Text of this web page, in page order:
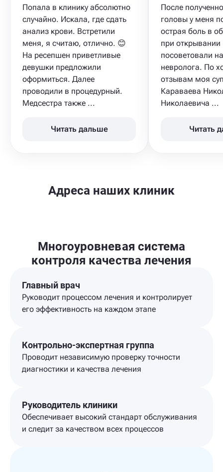
Попала в клинику абсолютно
случайно. Искала, где сдать
анализ крови​. Встретили
меня, я считаю, отлично. 😊
На ресепшен приветливые
девушки предложили
оформиться. Далее
проводили в процедурный.
Медсестра также ...
Читать дальше
После
головы у меня
острая боль в
при
посоветовали
невролога. По
отзывам моя
Караваева
Николаевича ...
Читать
Адреса наших клиник
Многоуровневая система
контроля качества лечения
Главный врач
Руководит процессом лечения и контролирует
его эффективность на каждом этапе
Контрольно-экспертная группа
Проводит независимую проверку точности
диагностики и качества лечения
Руководитель клиники
Обеспечивает высокий стандарт обслуживания
и следит за качеством всех процессов